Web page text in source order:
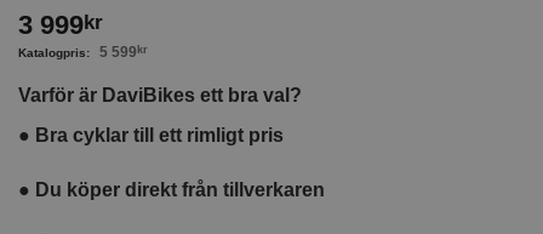
3 999kr
5 599 kr
Varför är DaviBikes ett bra val?
● Bra cyklar till ett rimligt pris
● Du köper direkt från tillverkaren